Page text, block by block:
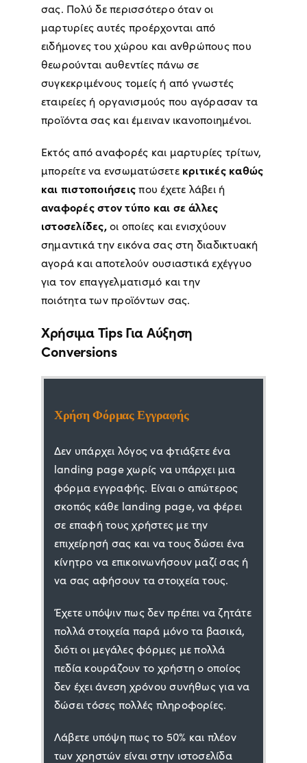
σας. Πολύ δε περισσότερο όταν οι
μαρτυρίες αυτές προέρχονται από
ειδήμονες του χώρου και ανθρώπους που
θεωρούνται αυθεντίες πάνω σε
συγκεκριμένους τομείς ή από γνωστές
εταιρείες ή οργανισμούς που αγόρασαν τα
προϊόντα σας και έμειναν ικανοποιημένοι.
Εκτός από αναφορές και μαρτυρίες τρίτων,
μπορείτε να ενσωματώσετε κριτικές καθώς
και πιστοποιήσειςπου έχετε λάβει ή
αναφορές στον τύπο και σε άλλες
ιστοσελίδες,οι οποίες και ενισχύουν
σημαντικά την εικόνα σας στη διαδικτυακή
αγορά και αποτελούν ουσιαστικά εχέγγυο
για τον επαγγελματισμό και την
ποιότητα των προϊόντων σας.
Χρήσιμα Tips Για Αύξηση
Conversions
Χρήση Φόρμας Εγγραφής
Δεν υπάρχει λόγος να φτιάξετε ένα
landing page χωρίς να υπάρχει μια
φόρμα εγγραφής. Είναι ο απώτερος
σκοπός κάθε landing page, να φέρει
σε επαφή τους χρήστες με την
επιχείρησή σας και να τους δώσει ένα
κίνητρο να επικοινωνήσουν μαζί σας ή
να σας αφήσουν τα στοιχεία τους.
Έχετε υπόψιν πως δεν πρέπει να ζητάτε
πολλά στοιχεία παρά μόνο τα βασικά,
διότι οι μεγάλες φόρμες με πολλά
πεδία κουράζουν το χρήστη ο οποίος
δεν έχει άνεση χρόνου συνήθως για να
δώσει τόσες πολλές πληροφορίες.
Λάβετε υπόψη πως το 50% και πλέον
των χρηστών είναι στην ιστοσελίδα